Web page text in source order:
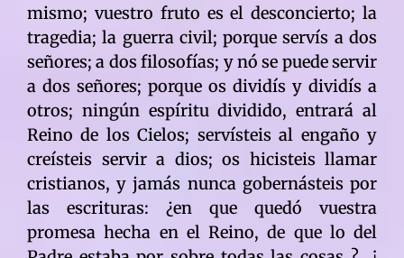
mismo; vuestro fruto es el desconcierto; la
tragedia; la guerra civil; porque servís a dos
señores; a dos filosofías; y nó se puede servir
a dos señores; porque os dividís y dividís a
otros; ningún espíritu dividido, entrará al
Reino de los Cielos; servísteis al engaño y
creísteis servir a dios; os hicisteis llamar
cristianos, y jamás nunca gobernásteis por
las escrituras: ¿en que quedó vuestra
promesa hecha en el Reino, de que lo del